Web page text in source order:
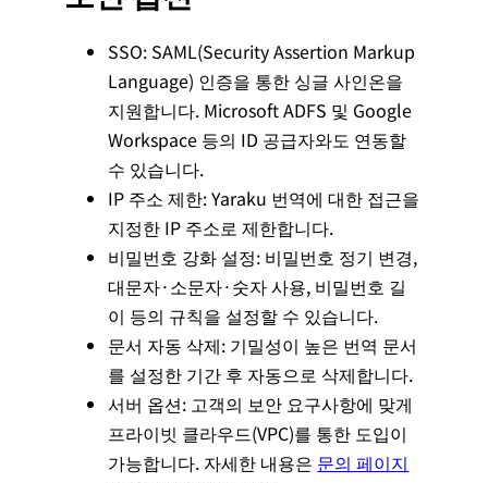
SSO: SAML(Security Assertion Markup
Language) 인증을 통한 싱글 사인온을
지원합니다. Microsoft ADFS 및 Google
Workspace 등의 ID 공급자와도 연동할
수 있습니다.
IP 주소 제한: Yaraku 번역에 대한 접근을
지정한 IP 주소로 제한합니다.
비밀번호 강화 설정: 비밀번호 정기 변경,
대문자·소문자·숫자 사용, 비밀번호 길
이 등의 규칙을 설정할 수 있습니다.
문서 자동 삭제: 기밀성이 높은 번역 문서
를 설정한 기간 후 자동으로 삭제합니다.
서버 옵션: 고객의 보안 요구사항에 맞게
프라이빗 클라우드(VPC)를 통한 도입이
가능합니다. 자세한 내용은 문의 페이지